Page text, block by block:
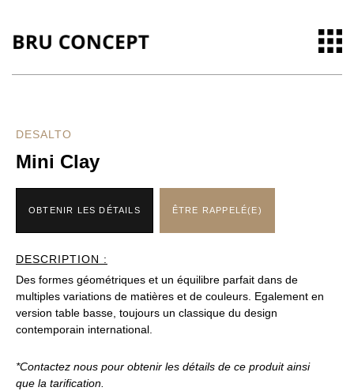
DESALTO
Mini Clay
OBTENIR LES DÉTAILS ÊTRE RAPPELÉ(E)
DESCRIPTION :
Des formes géométriques et un équilibre parfait dans de
multiples variations de matières et de couleurs. Egalement en
version table basse, toujours un classique du design
contemporain international.
*Contactez nous pour obtenir les détails de ce produit ainsi
que la tarification.